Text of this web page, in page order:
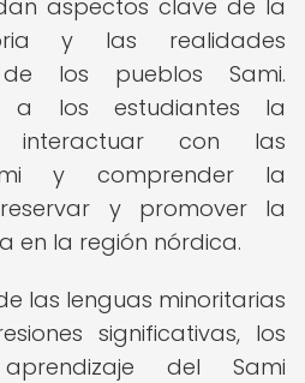
aspectos clave de la
y las realidades
de los pueblos Sami.
a los estudiantes la
interactuar con las
y comprender la
y promover la
en la región nórdica.
las lenguas minoritarias
significativas, los
del Sami